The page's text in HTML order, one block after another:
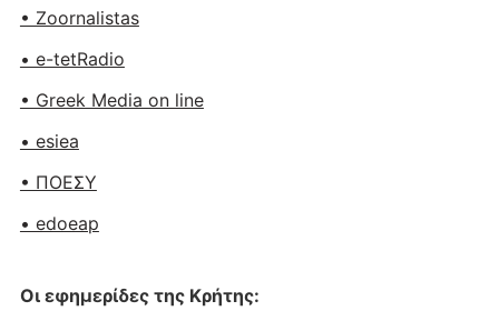
• Zoornalistas
• e-tetRadio
• Greek Media on line
• esiea
• ΠΟΕΣΥ
• edoeap
Οι εφημερίδες της Κρήτης: